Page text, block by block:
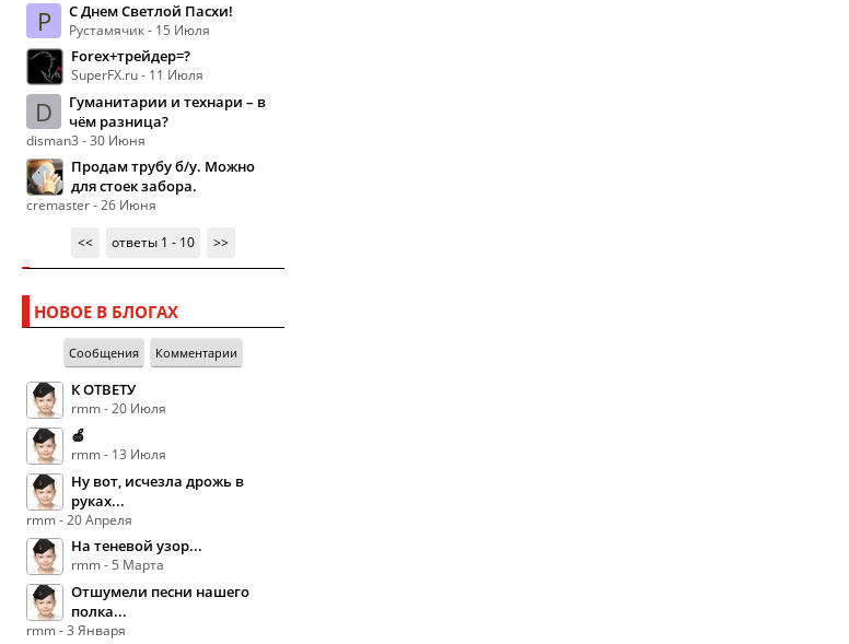
Р С Днем Светлой Пасхи!
Рустамячик - 15 Июля
Forex+трейдер=?
SuperFX.ru - 11 Июля
D
Гуманитарии и технари – в
чём разница?
disman3 - 30 Июня
Продам трубу б/у. Можно
для стоек забора.
cremaster - 26 Июня
<<
ответы 1 - 10 >>
НОВОЕ В БЛОГАХ
Сообщения Комментарии
К ОТВЕТУ
rmm - 20 Июля
🍏
rmm - 13 Июля
Ну вот, исчезла дрожь в
руках...
rmm - 20 Апреля
На теневой узор...
rmm - 5 Марта
Отшумели песни нашего
полка...
rmm - 3 Января